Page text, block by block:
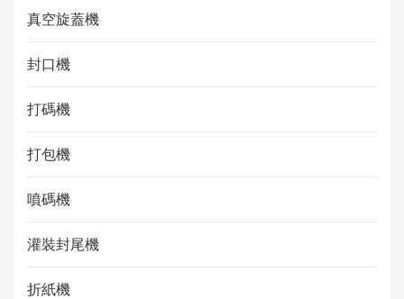
真空旋蓋機
封口機
打碼機
打包機
噴碼機
灌裝封尾機
折紙機